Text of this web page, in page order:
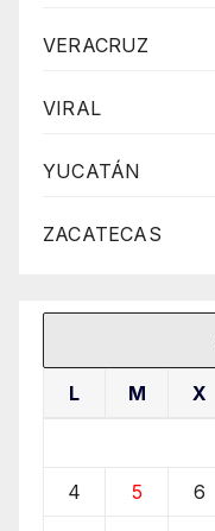
VERACRUZ
VIRAL
YUCATÁN
ZACATECAS
L M X
4 5 6